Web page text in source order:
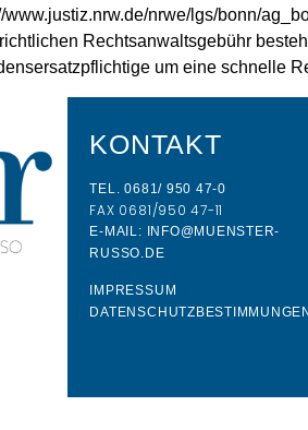
www.justiz.nrw.de/nrwe/lgs/bonn/
Rechtsanwaltsgebühr
um eine schnelle
KONTAKT
TEL. 0681/ 950 47-0
FAX 0681/950 47-11
E-MAIL: INFO@MUENSTER-
RUSSO.DE
IMPRESSUM
DATENSCHUTZBESTIMMUNGEN